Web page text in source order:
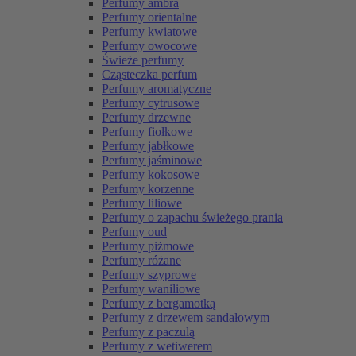
Perfumy ambra
Perfumy orientalne
Perfumy kwiatowe
Perfumy owocowe
Świeże perfumy
Cząsteczka perfum
Perfumy aromatyczne
Perfumy cytrusowe
Perfumy drzewne
Perfumy fiołkowe
Perfumy jabłkowe
Perfumy jaśminowe
Perfumy kokosowe
Perfumy korzenne
Perfumy liliowe
Perfumy o zapachu świeżego prania
Perfumy oud
Perfumy piżmowe
Perfumy różane
Perfumy szyprowe
Perfumy waniliowe
Perfumy z bergamotką
Perfumy z drzewem sandałowym
Perfumy z paczulą
Perfumy z wetiwerem